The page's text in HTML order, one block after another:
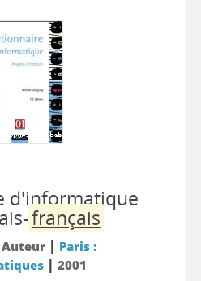
d'informatique
français
| Paris :
| 2001